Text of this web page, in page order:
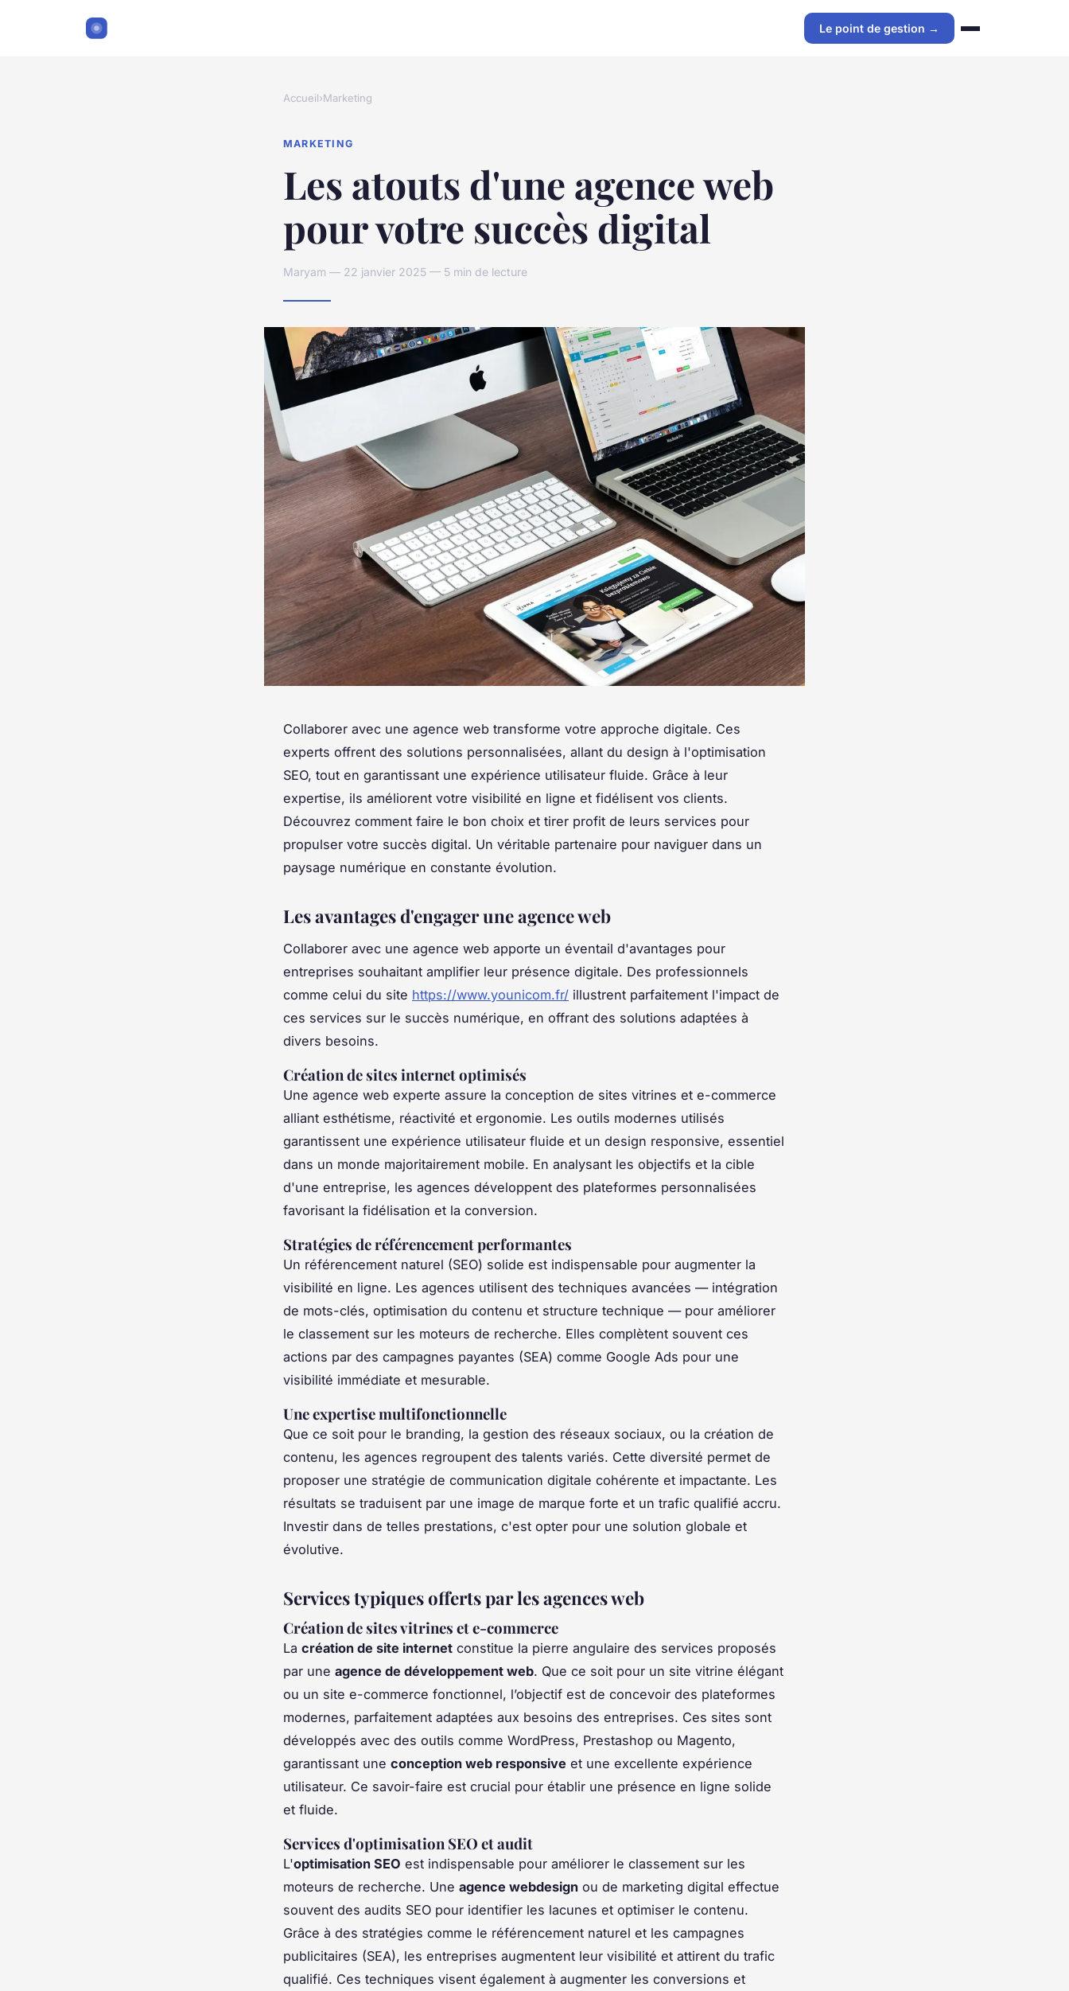
Le point de gestion →
Accueil›Marketing
MARKETING
Les atouts d'une agence web
pour votre succès digital
Maryam — 22 janvier 2025 — 5 min de lecture
Collaborer avec une agence web transforme votre approche digitale. Ces
experts offrent des solutions personnalisées, allant du design à l'optimisation
SEO, tout en garantissant une expérience utilisateur fluide. Grâce à leur
expertise, ils améliorent votre visibilité en ligne et fidélisent vos clients.
Découvrez comment faire le bon choix et tirer profit de leurs services pour
propulser votre succès digital. Un véritable partenaire pour naviguer dans un
paysage numérique en constante évolution.
Les avantages d'engager une agence web
Collaborer avec une agence web apporte un éventail d'avantages pour
entreprises souhaitant amplifier leur présence digitale. Des professionnels
comme celui du site https://www.younicom.fr/ illustrent parfaitement l'impact de
ces services sur le succès numérique, en offrant des solutions adaptées à
divers besoins.
Création de sites internet optimisés
Une agence web experte assure la conception de sites vitrines et e-commerce
alliant esthétisme, réactivité et ergonomie. Les outils modernes utilisés
garantissent une expérience utilisateur fluide et un design responsive, essentiel
dans un monde majoritairement mobile. En analysant les objectifs et la cible
d'une entreprise, les agences développent des plateformes personnalisées
favorisant la fidélisation et la conversion.
Stratégies de référencement performantes
Un référencement naturel (SEO) solide est indispensable pour augmenter la
visibilité en ligne. Les agences utilisent des techniques avancées — intégration
de mots-clés, optimisation du contenu et structure technique — pour améliorer
le classement sur les moteurs de recherche. Elles complètent souvent ces
actions par des campagnes payantes (SEA) comme Google Ads pour une
visibilité immédiate et mesurable.
Une expertise multifonctionnelle
Que ce soit pour le branding, la gestion des réseaux sociaux, ou la création de
contenu, les agences regroupent des talents variés. Cette diversité permet de
proposer une stratégie de communication digitale cohérente et impactante. Les
résultats se traduisent par une image de marque forte et un trafic qualifié accru.
Investir dans de telles prestations, c'est opter pour une solution globale et
évolutive.
Services typiques offerts par les agences web
Création de sites vitrines et e-commerce
La création de site internet constitue la pierre angulaire des services proposés
par une agence de développement web. Que ce soit pour un site vitrine élégant
ou un site e-commerce fonctionnel, l’objectif est de concevoir des plateformes
modernes, parfaitement adaptées aux besoins des entreprises. Ces sites sont
développés avec des outils comme WordPress, Prestashop ou Magento,
garantissant une conception web responsive et une excellente expérience
utilisateur. Ce savoir-faire est crucial pour établir une présence en ligne solide
et fluide.
Services d'optimisation SEO et audit
L'optimisation SEO est indispensable pour améliorer le classement sur les
moteurs de recherche. Une agence webdesign ou de marketing digital effectue
souvent des audits SEO pour identifier les lacunes et optimiser le contenu.
Grâce à des stratégies comme le référencement naturel et les campagnes
publicitaires (SEA), les entreprises augmentent leur visibilité et attirent du trafic
qualifié. Ces techniques visent également à augmenter les conversions et